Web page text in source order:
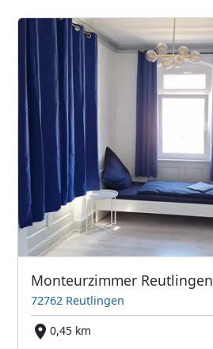
Monteurzimmer Reutlingen
72762 Reutlingen
0,45 km